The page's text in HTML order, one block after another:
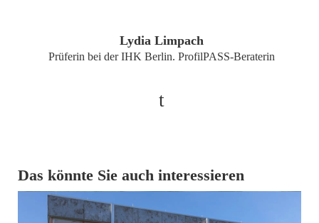
Lydia Limpach
Prüferin bei der IHK Berlin. ProfilPASS-Beraterin
t
Das könnte Sie auch interessieren